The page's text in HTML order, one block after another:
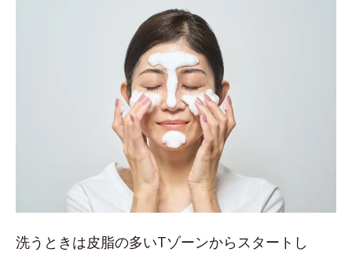
洗うときは皮脂の多いTゾーンからスタートし